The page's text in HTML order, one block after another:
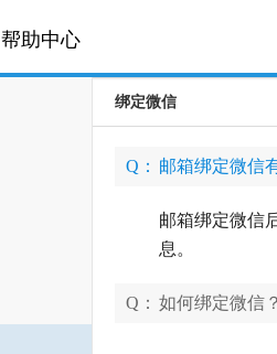
帮助中心
绑定微信
Q： 邮箱绑定微信
邮箱绑定微信
息。
Q： 如何绑定微信